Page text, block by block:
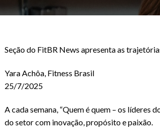
Seção do FitBR News apresenta as
Yara Achôa, Fitness Brasil
25/7/2025
A cada semana, “Quem é quem – os
do setor com inovação, propósito e paixão.